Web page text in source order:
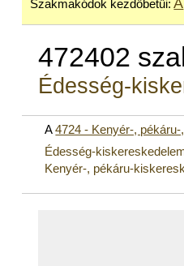
Szakmakódok kezdőbetűi: A
472402
Édesség-
A4724 - Kenyér-,
Édesség-
Kenyér-, pékáru-